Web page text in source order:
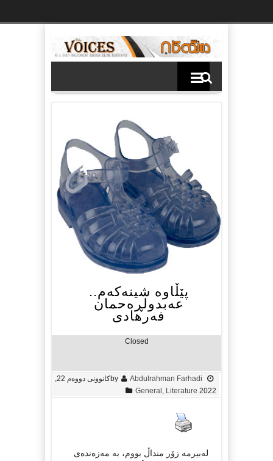
پێڵاوه‌ شینه‌كه‌م..
عەبدولڕەحمان
فەرهادی
Closed
by Abdulrahman Farhadi
2022
General Literature
له‌بیرمه‌ زۆر منداڵ بووم، به‌ مه‌زه‌نده‌ی